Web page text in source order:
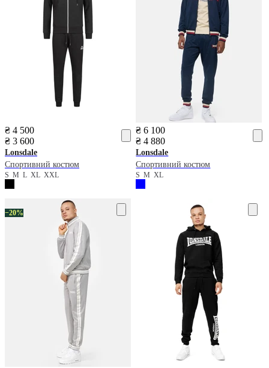
₴ 4 500
₴ 3 600
Lonsdale
Спортивний костюм
S M L XL XXL
₴ 6 100
₴ 4 880
Lonsdale
Спортивний костюм
SMXL
−20%